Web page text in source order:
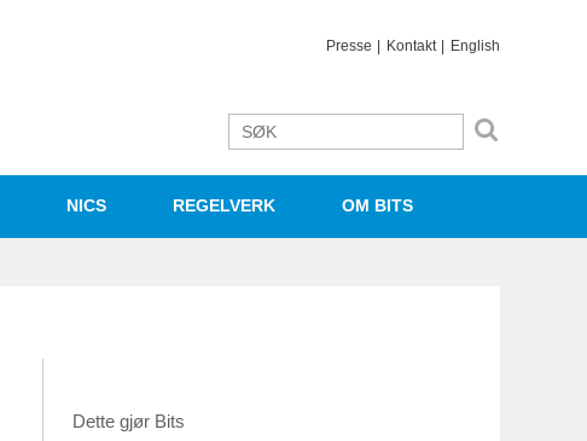
Presse Kontakt English
NICS REGELVERK OM BITS
Dette gjør Bits